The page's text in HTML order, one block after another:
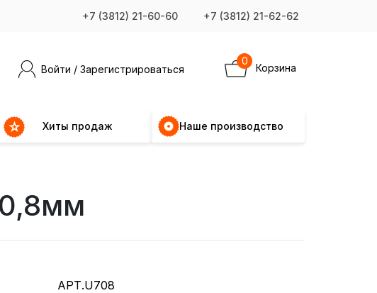
+7 (3812) 21-60-60 +7 (3812) 21-62-62
Войти / Зарегистрироваться Корзина
0
Хиты продаж Наше производство
АРТ.U708